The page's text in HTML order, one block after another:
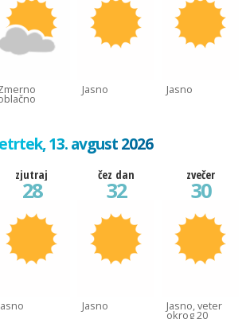
Jasno Jasno
13. avgust 2026
zjutraj
28
čez dan
32
Jasno
zvečer
30
Jasno, veter
okrog 20